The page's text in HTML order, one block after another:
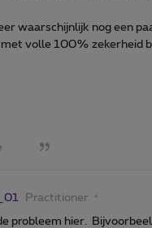
waarschijnlijk nog een
volle 100% zekerheid
Practitioner
probleem hier.